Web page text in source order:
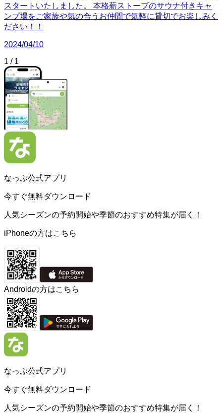
スタートいたしました。 本格薪ストーブのサウナ付きキャ
ンプ場をご家族や気の合うお仲間で気軽に貸切でお楽しみく
ださい！！
2024/04/10
1 / 1
なっぷ公式アプリ
今すぐ無料ダウンロード
人気シーズンの予約開始や季節のおすすめ特集が届く！
iPhoneの方はこちら
Androidの方はこちら
なっぷ公式アプリ
今すぐ無料ダウンロード
人気シーズンの予約開始や季節のおすすめ特集が届く！